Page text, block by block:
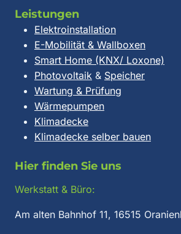
Leistungen
Elektroinstallation
E-Mobilität & Wallboxen
Smart Home (KNX/ Loxone)
Photovoltaik & Speicher
Wartung & Prüfung
Wärmepumpen
Klimadecke
Klimadecke selber bauen
Hier finden Sie uns
Werkstatt & Büro:
Am alten Bahnhof 11, 16515